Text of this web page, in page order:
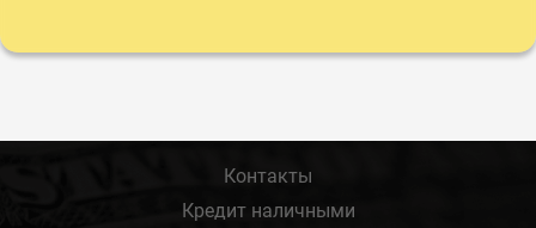
Контакты
Кредит наличными